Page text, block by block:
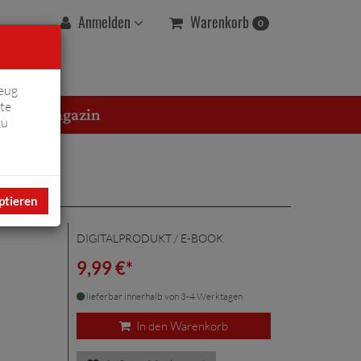
Anmelden Warenkorb 0
Magazin
DIGITALPRODUKT / E-BOOK
9,99 €*
lieferbar innerhalb von 3-4 Werktagen
In den Warenkorb